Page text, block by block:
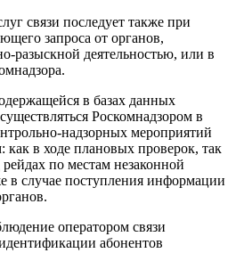
связи последует также при
запроса от органов,
разыскной деятельностью, или в
в базах данных
Роскомнадзором в
надзор­ных мероприятий
в ходе плановых проверок, так
по местам незаконной
в случае поступления информации
оператором связи
або­нентов